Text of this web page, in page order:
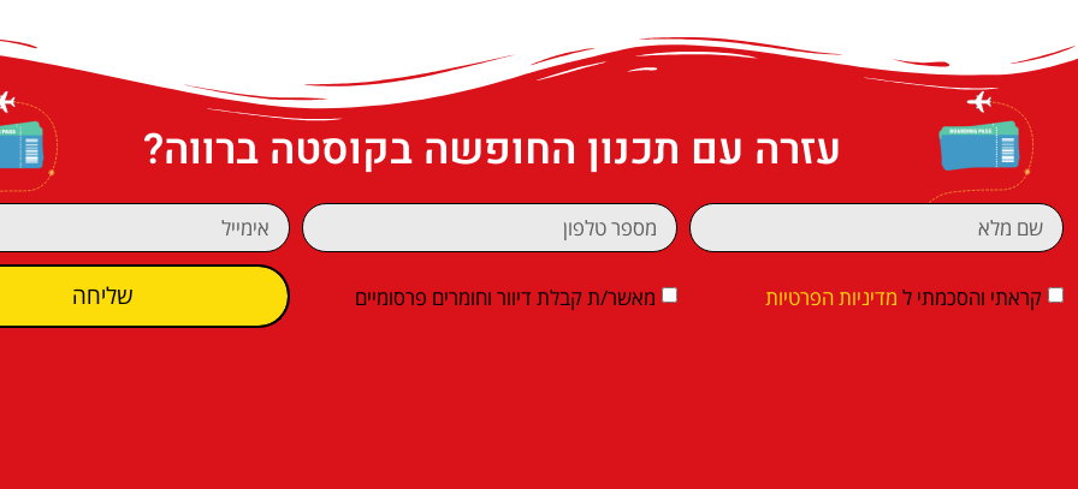
עזרה עם תכנון החופשה בקוסטה ברווה?
קראתי והסכמתי ל מדיניות הפרטיות מאשר/ת קבלת דיוור וחומרים פרסומיים שליחה